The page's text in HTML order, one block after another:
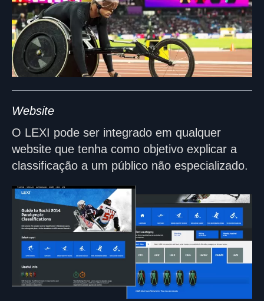
Website
O LEXI pode ser integrado em qualquer
website que tenha como objetivo explicar a
classificação a um público não especializado.